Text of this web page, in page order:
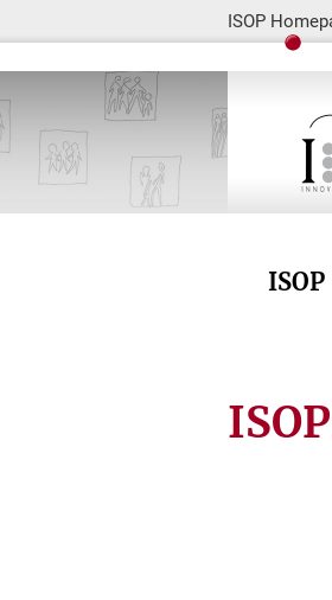
ISOP
ISOP